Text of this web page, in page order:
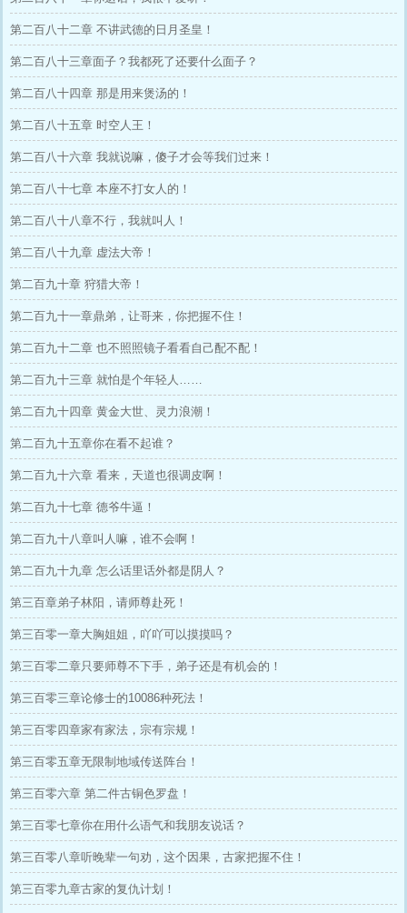
第二百八十二章 不讲武德的日月圣皇！
第二百八十三章面子？我都死了还要什么面子？
第二百八十四章 那是用来煲汤的！
第二百八十五章 时空人王！
第二百八十六章 我就说嘛，傻子才会等我们过来！
第二百八十七章 本座不打女人的！
第二百八十八章不行，我就叫人！
第二百八十九章 虚法大帝！
第二百九十章 狩猎大帝！
第二百九十一章鼎弟，让哥来，你把握不住！
第二百九十二章 也不照照镜子看看自己配不配！
第二百九十三章 就怕是个年轻人……
第二百九十四章 黄金大世、灵力浪潮！
第二百九十五章你在看不起谁？
第二百九十六章 看来，天道也很调皮啊！
第二百九十七章 德爷牛逼！
第二百九十八章叫人嘛，谁不会啊！
第二百九十九章 怎么话里话外都是阴人？
第三百章弟子林阳，请师尊赴死！
第三百零一章大胸姐姐，吖吖可以摸摸吗？
第三百零二章只要师尊不下手，弟子还是有机会的！
第三百零三章论修士的10086种死法！
第三百零四章家有家法，宗有宗规！
第三百零五章无限制地域传送阵台！
第三百零六章 第二件古铜色罗盘！
第三百零七章你在用什么语气和我朋友说话？
第三百零八章听晚辈一句劝，这个因果，古家把握不住！
第三百零九章古家的复仇计划！